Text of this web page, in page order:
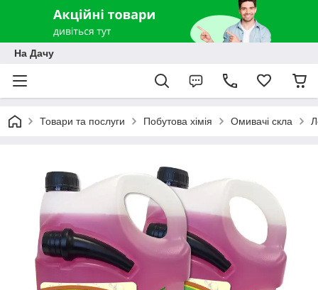
На Дачу
Товари та послуги Побутова хімія Омивачі скла